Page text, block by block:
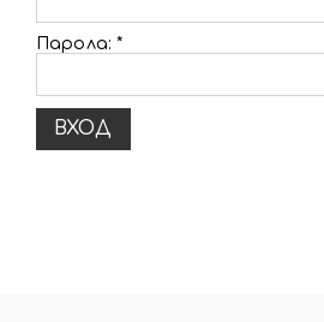
Парола:*